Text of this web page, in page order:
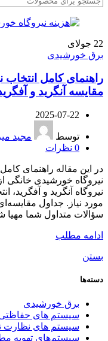
22 جولای
برق خورشیدی
راهنمای کامل
مقایسه آنگرید و
2025-07-22
توسط
مجید
0 نظرات
در این مقاله راهنمای
نیروگاه خورشیدی خانگی
نیروگاه آنگرید و آفگرید،
مورد نیاز. جداول
سؤالات متداول شما
ادامه مطلب
بستن
دسته‌ها
برق خورشیدی
سیستم های
سیستم های نظارت
سیستم‌های تهویه